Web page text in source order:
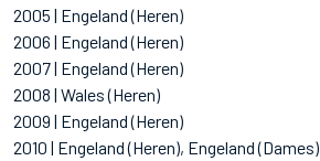
2005 | Engeland (Heren)
2006 | Engeland (Heren)
2007 | Engeland (Heren)
2008 | Wales (Heren)
2009 | Engeland (Heren)
2010 | Engeland (Heren), Engeland (Dames)